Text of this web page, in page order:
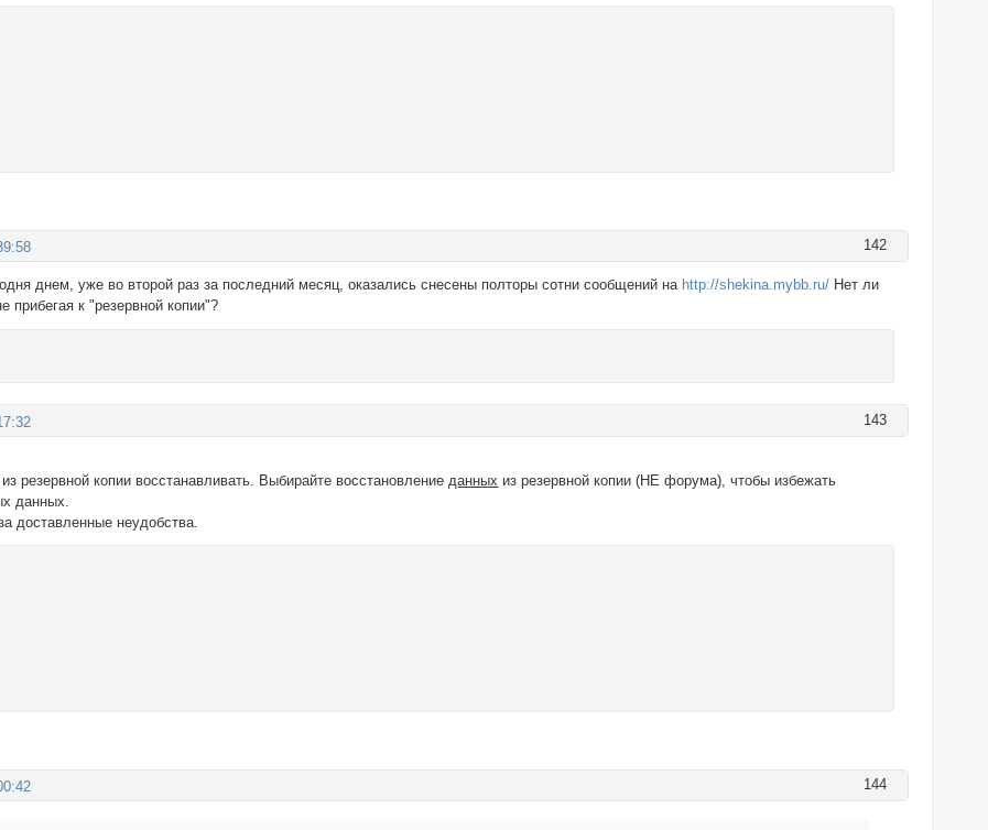
142
днем, уже во второй раз за последний месяц, оказались снесены полторы сотни сообщений на http://shekina.mybb.ru/ Нет ли
прибегая к "резервной копии"?
143
резервной копии восстанавливать. Выбирайте восстановление данных из резервной копии (НЕ форума), чтобы избежать
данных.
доставленные неудобства.
144